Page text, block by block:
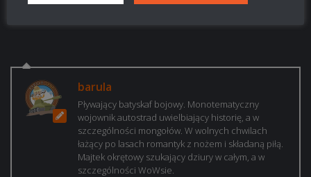
barula
Pływający batyskaf bojowy. Monotematyczny
wojownik autostrad uwielbiający historię, a w
szczególności mongołów. W wolnych chwilach
łażący po lasach romantyk z nożem i składaną piłą.
Majtek okrętowy szukający dziury w całym, a w
szczególności WoWsie.